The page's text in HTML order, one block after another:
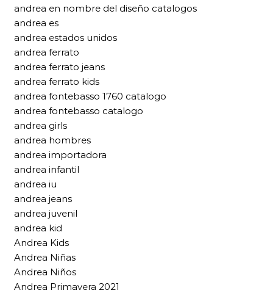
andrea en nombre del diseño catalogos
andrea es
andrea estados unidos
andrea ferrato
andrea ferrato jeans
andrea ferrato kids
andrea fontebasso 1760 catalogo
andrea fontebasso catalogo
andrea girls
andrea hombres
andrea importadora
andrea infantil
andrea iu
andrea jeans
andrea juvenil
andrea kid
Andrea Kids
Andrea Niñas
Andrea Niños
Andrea Primavera 2021